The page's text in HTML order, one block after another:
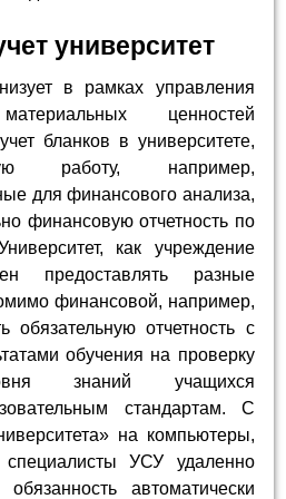
университет
в рамках управления
ценностей
бланков в университете,
работу, например,
для финансового анализа,
финансовую отчетность по
как учреждение
предоставлять разные
финансовой, например,
обязательную отчетность с
обучения на проверку
знаний учащихся
стандартам. С
на компьютеры,
специалисты УСУ удаленно
автоматически